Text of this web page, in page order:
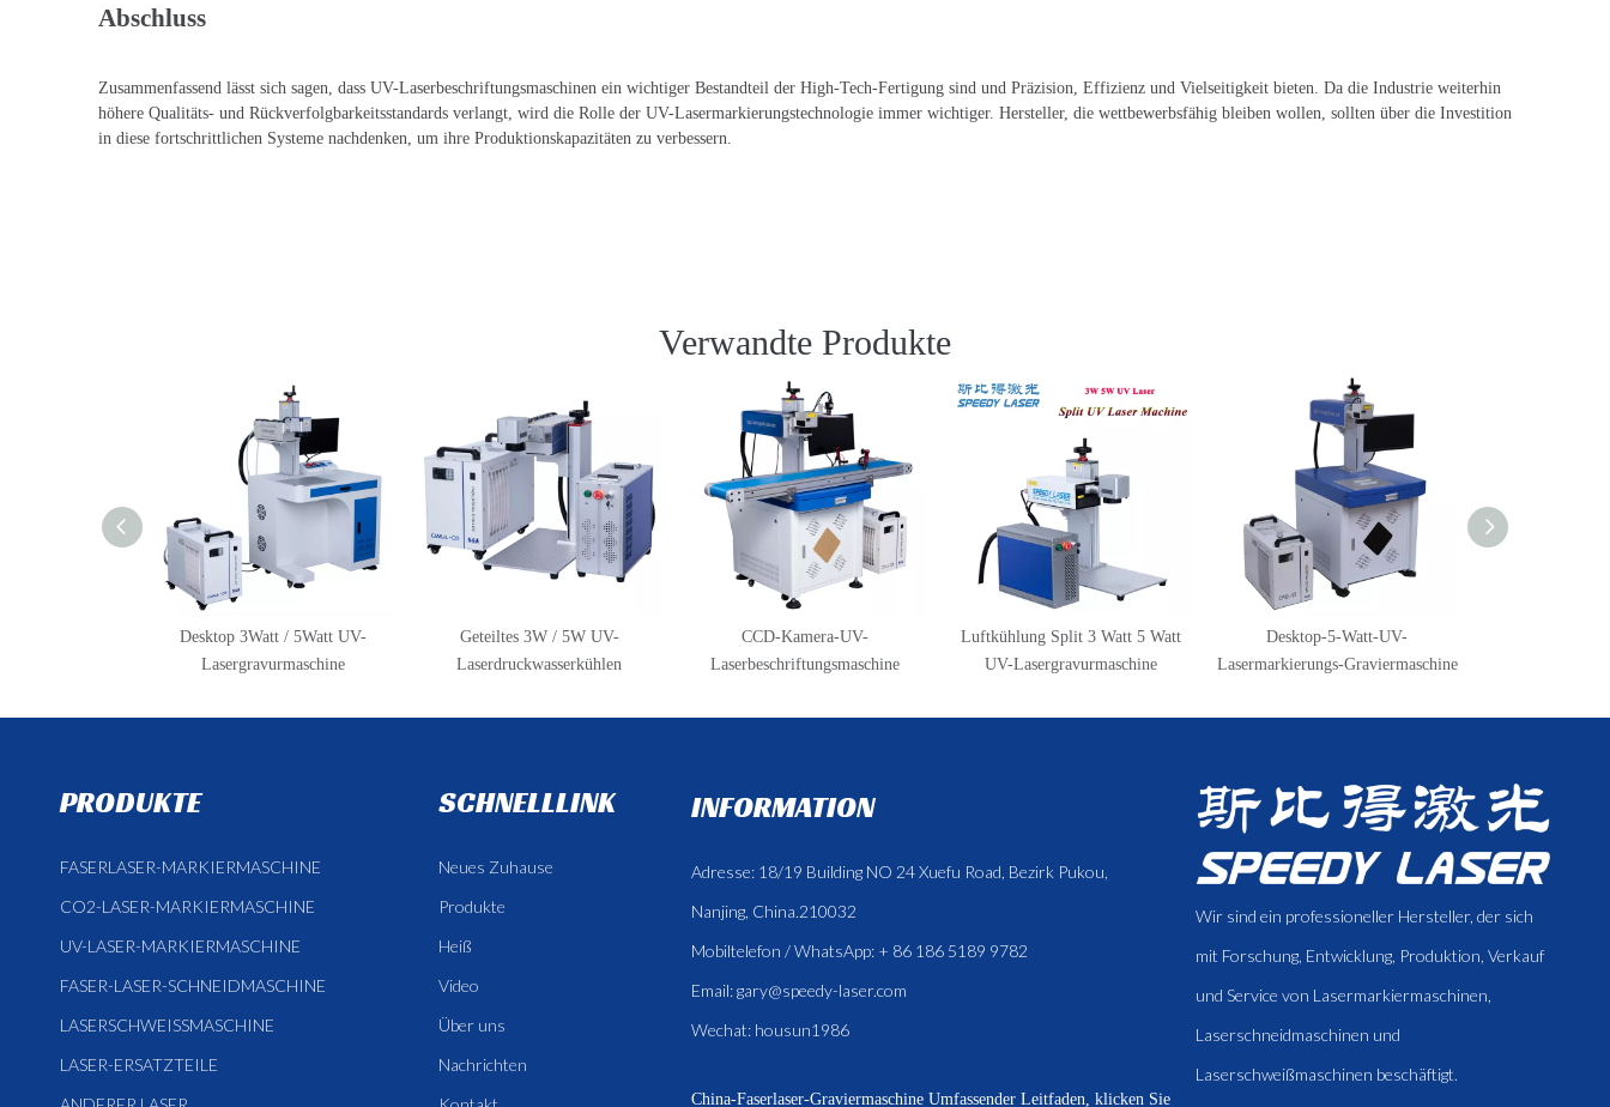
Abschluss
Zusammenfassend lässt sich sagen, dass UV-Laserbeschriftungsmaschinen ein wichtiger Bestandteil der High-Tech-Fertigung sind und Präzision, Effizienz und Vielseitigkeit bieten. Da die Industrie weiterhin
höhere Qualitäts- und Rückverfolgbarkeitsstandards verlangt, wird die Rolle der UV-Lasermarkierungstechnologie immer wichtiger. Hersteller, die wettbewerbsfähig bleiben wollen, sollten über die Investition
in diese fortschrittlichen Systeme nachdenken, um ihre Produktionskapazitäten zu verbessern.
Verwandte Produkte
Desktop 3Watt / 5Watt UV-
Lasergravurmaschine
Geteiltes 3W / 5W UV-
Laserdruckwasserkühlen
CCD-Kamera-UV-
Laserbeschriftungsmaschine
Luftkühlung Split 3 Watt 5 Watt
UV-Lasergravurmaschine
Desktop-5-Watt-UV-
Lasermarkierungs-Graviermaschine
PRODUKTE
FASERLASER-MARKIERMASCHINE
CO2-LASER-MARKIERMASCHINE
UV-LASER-MARKIERMASCHINE
FASER-LASER-SCHNEIDMASCHINE
LASERSCHWEISSMASCHINE
LASER-ERSATZTEILE
SCHNELLLINK
Neues Zuhause
Produkte
Heiß
Video
Über uns
Nachrichten
INFORMATION
Adresse: 18/19 Building NO 24 Xuefu Road, Bezirk Pukou,
Nanjing, China.210032
Mobiltelefon / WhatsApp: + 86 186 5189 9782
Email:gary@speedy-laser.com
Wechat: housun1986
China-Faserlaser-Graviermaschine Umfassender Leitfaden, klicken Sie
Wir sind ein professioneller Hersteller, der sich
mit Forschung, Entwicklung, Produktion, Verkauf
und Service von Lasermarkiermaschinen,
Laserschneidmaschinen und
Laserschweißmaschinen beschäftigt.